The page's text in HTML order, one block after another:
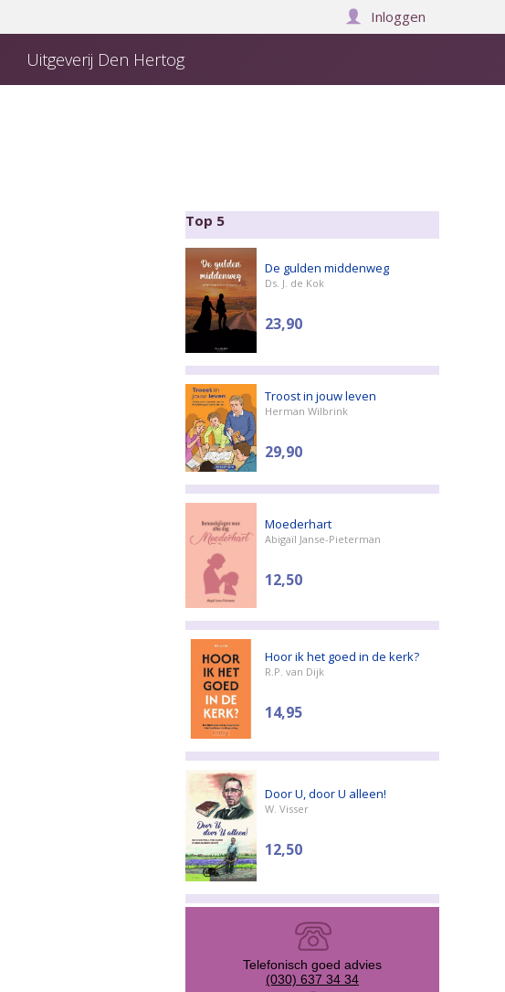
Inloggen
Uitgeverij Den Hertog
Winkelwagen:0
Top 5
De gulden middenweg
Ds. J. de Kok
23,90
Troost in jouw leven
Herman Wilbrink
29,90
Moederhart
Abigaïl Janse-Pieterman
12,50
Hoor ik het goed in de kerk?
R.P. van Dijk
14,95
Door U, door U alleen!
W. Visser
12,50
Telefonisch goed advies
(030) 637 34 34